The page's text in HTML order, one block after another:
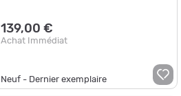
139,00 €
Achat Immédiat
Neuf - Dernier exemplaire